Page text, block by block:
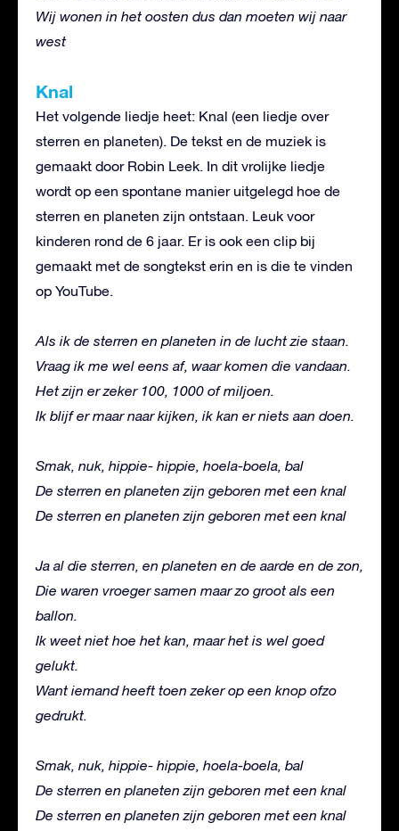
Wij wonen in het oosten dus dan moeten wij naar
west
Knal
Het volgende liedje heet: Knal (een liedje over
sterren en planeten). De tekst en de muziek is
gemaakt door Robin Leek. In dit vrolijke liedje
wordt op een spontane manier uitgelegd hoe de
sterren en planeten zijn ontstaan. Leuk voor
kinderen rond de 6 jaar. Er is ook een clip bij
gemaakt met de songtekst erin en is die te vinden
op YouTube.
Als ik de sterren en planeten in de lucht zie staan.
Vraag ik me wel eens af, waar komen die vandaan.
Het zijn er zeker 100, 1000 of miljoen.
Ik blijf er maar naar kijken, ik kan er niets aan doen.
Smak, nuk, hippie- hippie, hoela-boela, bal
De sterren en planeten zijn geboren met een knal
De sterren en planeten zijn geboren met een knal
Ja al die sterren, en planeten en de aarde en de zon,
Die waren vroeger samen maar zo groot als een
ballon.
Ik weet niet hoe het kan, maar het is wel goed
gelukt.
Want iemand heeft toen zeker op een knop ofzo
gedrukt.
Smak, nuk, hippie- hippie, hoela-boela, bal
De sterren en planeten zijn geboren met een knal
De sterren en planeten zijn geboren met een knal